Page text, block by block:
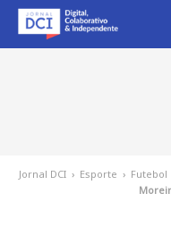
Jornal DCI › Esporte › Futebol